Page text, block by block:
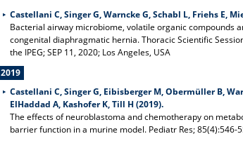
Castellani C, Singer G, Warncke G, Schabl L, Friehs E,
Bacterial airway microbiome, volatile organic compounds
congenital diaphragmatic hernia. Thoracic Scientific
the IPEG; SEP 11, 2020; Los Angeles, USA
2019
Castellani C, Singer G, Eibisberger M, Obermüller B,
ElHaddad A, Kashofer K, Till H (2019).
The effects of neuroblastoma and chemotherapy on
barrier function in a murine model. Pediatr Res; 85(4):546-